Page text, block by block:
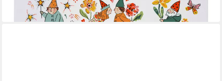
11,95 €
in 4-5 Werktagen bei dir